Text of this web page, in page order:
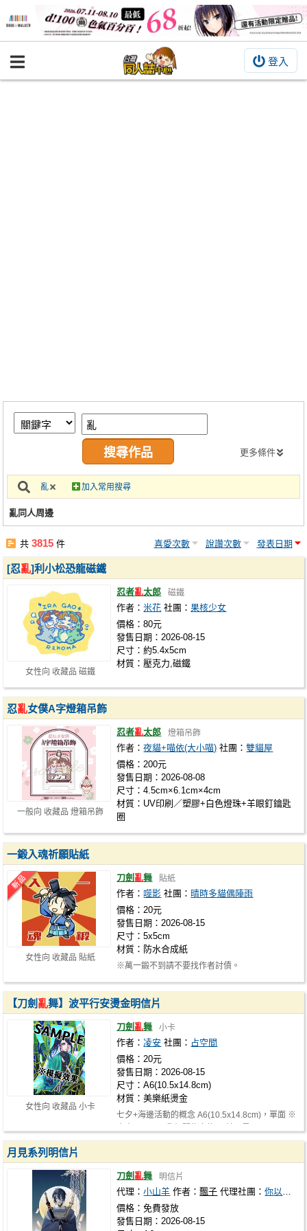
登入
BOOKY書集倉庫
繪圖藝廊
交流中心
攤位轉讓區
會員功能選單
註冊會員
更多條件
亂 加入常用搜尋
亂同人周邊
共3815 件 喜愛次數 說讚次數 發表日期
女性向 收藏品 磁鐵
[忍亂]利小松恐龍磁鐵
忍者亂太郎 磁鐵
作者：米花 社團：果核少女
價格：80元
發售日期：2026-08-15
尺寸：約5.4x5cm
材質：壓克力,磁鐵
一般向 收藏品 燈箱吊飾
忍亂女僕A字燈箱吊飾
忍者亂太郎 燈箱吊飾
作者：夜貓+喵依(大小喵) 社團：雙貓屋
價格：200元
發售日期：2026-08-08
尺寸：4.5cm×6.1cm×4cm
材質：UV印刷／塑膠+白色燈珠+羊眼釘鑰匙
圈
女性向 收藏品 貼紙
一鍛入魂祈願貼紙
刀劍 亂舞 貼紙
作者：噬影 社團： 晴時多貓偶陣雨
價格：20元
發售日期：2026-08-15
尺寸：5x5cm
材質：防水合成紙
※萬一鍛不到請不要找作者討債。
女性向 收藏品 小卡
【刀劍 亂舞】波平行安燙金明信片
刀劍 亂舞 小卡
作者： 凌安 社團： 占空間
價格：20元
發售日期：2026-08-15
尺寸：A6(10.5x14.8cm)
材質：美樂紙燙金
七夕+海邊活動的概念 A6(10.5x14.8cm)，單面 ※
月見系列明信片
刀劍 亂舞 明信片
代理：小山羊 作者：飄子 代理社團：你以為攤位跟刊本的名稱越長越好嗎
價格：免費發放
發售日期：2026-08-15